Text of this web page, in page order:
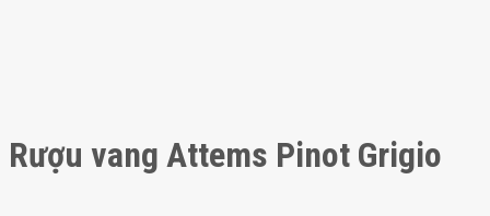
Rượu vang Attems Pinot Grigio